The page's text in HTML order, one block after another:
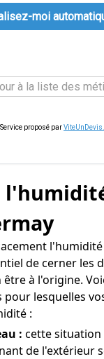
moi
à la liste des
proposé par
de cerner les
à l'origine.
pour lesquelles
:
: cette situation
de l'extérieur